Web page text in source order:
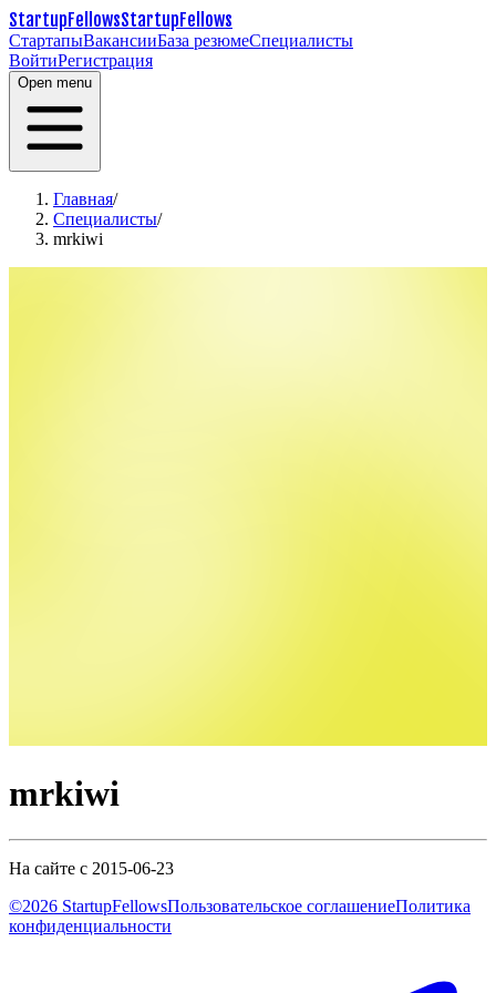
StartupFellowsStartupFellows
СтартапыВакансииБаза резюмеСпециалисты
ВойтиРегистрация
Open menu
Главная/
Специалисты/
mrkiwi
mrkiwi
На сайте с 2015-06-23
©2026 StartupFellowsПользовательское соглашениеПолитика
конфиденциальности